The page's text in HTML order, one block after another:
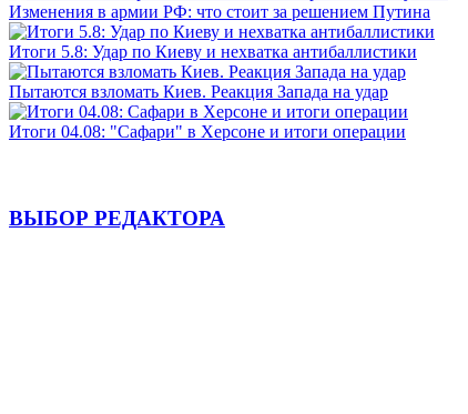
Изменения в армии РФ: что стоит за решением Путина
Итоги 5.8: Удар по Киеву и нехватка антибаллистики
Пытаются взломать Киев. Реакция Запада на удар
Итоги 04.08: "Сафари" в Херсоне и итоги операции
ВЫБОР РЕДАКТОРА